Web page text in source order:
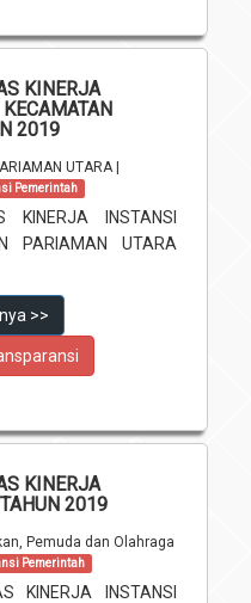
KINERJA
2019
UTARA |
Pemerintah
KINERJA INSTANSI
PARIAMAN UTARA
>>
KINERJA
2019
Pemuda dan Olahraga
Pemerintah
KINERJA INSTANSI